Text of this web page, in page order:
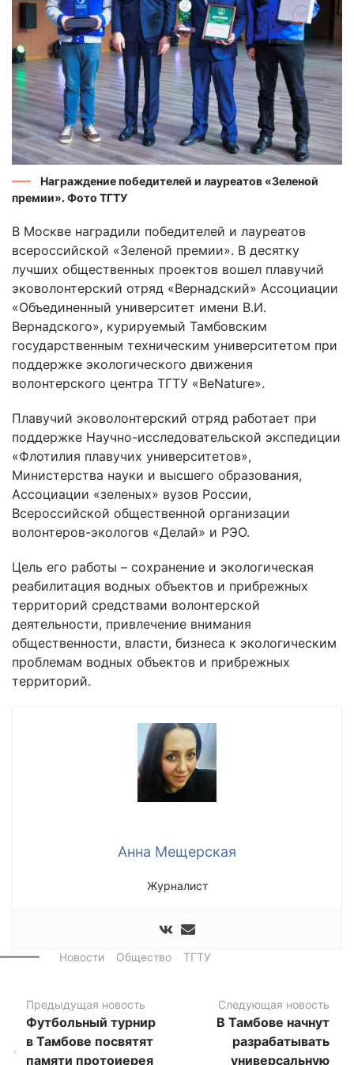
Награждение победителей и лауреатов «Зеленой
премии». Фото ТГТУ
В Москве наградили победителей и лауреатов
всероссийской «Зеленой премии». В десятку
лучших общественных проектов вошел плавучий
эковолонтерский отряд «Вернадский» Ассоциации
«Объединенный университет имени В.И.
Вернадского», курируемый Тамбовским
государственным техническим университетом при
поддержке экологического движения
волонтерского центра ТГТУ «BeNature».
Плавучий эковолонтерский отряд работает при
поддержке Научно-исследовательской экспедиции
«Флотилия плавучих университетов»,
Министерства науки и высшего образования,
Ассоциации «зеленых» вузов России,
Всероссийской общественной организации
волонтеров-экологов «Делай» и РЭО.
Цель его работы – сохранение и экологическая
реабилитация водных объектов и прибрежных
территорий средствами волонтерской
деятельности, привлечение внимания
общественности, власти, бизнеса к экологическим
проблемам водных объектов и прибрежных
территорий.
Анна Мещерская
Журналист
Новости Общество ТГТУ
Предыдущая новость
Футбольный турнир
в Тамбове посвятят
памяти протоиерея
Следующая новость
В Тамбове начнут
разрабатывать
универсальную